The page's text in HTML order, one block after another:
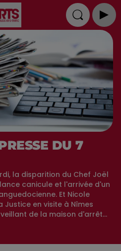
DU 7
la disparition du Chef Joël
canicule et l'arrivée d'un
Et Nicole
Justice en visite à Nîmes
de la maison d'arrêt...